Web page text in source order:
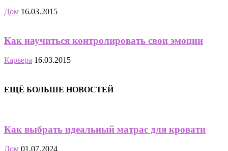
Дом 16.03.2015
Как научиться контролировать свои эмоции
Карьера 16.03.2015
ЕЩЁ БОЛЬШЕ НОВОСТЕЙ
Как выбрать идеальный матрас для кровати
Дом 01.07.2024